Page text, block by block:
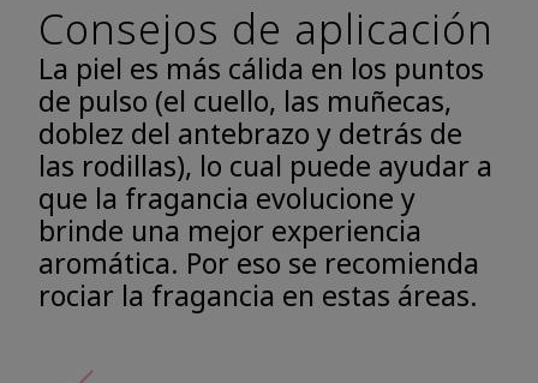
Consejos de aplicación
La piel es más cálida en los puntos
de pulso (el cuello, las muñecas,
doblez del antebrazo y detrás de
las rodillas), lo cual puede ayudar a
que la fragancia evolucione y
brinde una mejor experiencia
aromática. Por eso se recomienda
rociar la fragancia en estas áreas.